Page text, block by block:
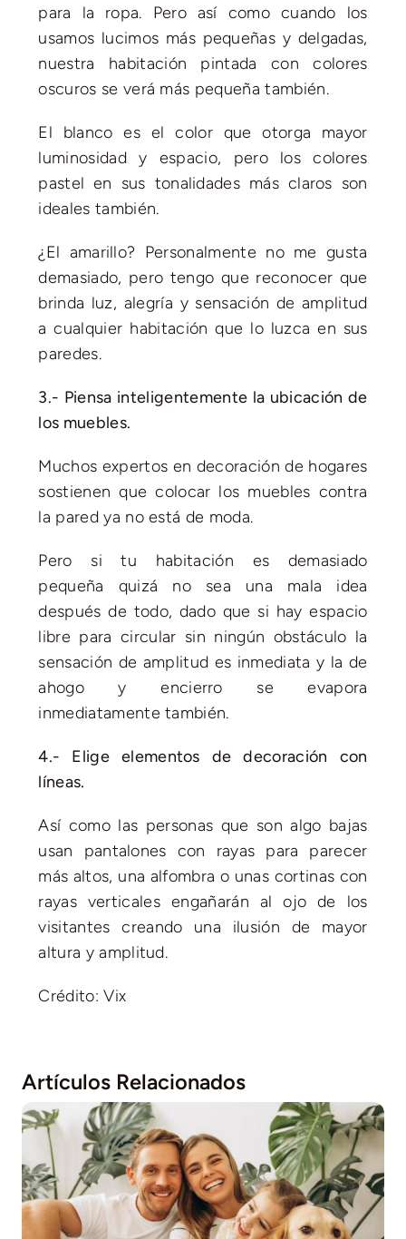
para la ropa. Pero así como cuando los
usamos lucimos más pequeñas y delgadas,
nuestra habitación pintada con colores
oscuros se verá más pequeña también.
El blanco es el color que otorga mayor
luminosidad y espacio, pero los colores
pastel en sus tonalidades más claros son
ideales también.
¿El amarillo? Personalmente no me gusta
demasiado, pero tengo que reconocer que
brinda luz, alegría y sensación de amplitud
a cualquier habitación que lo luzca en sus
paredes.
3.- Piensa inteligentemente la ubicación de
los muebles.
Muchos expertos en decoración de hogares
sostienen que colocar los muebles contra
la pared ya no está de moda.
Pero si tu habitación es demasiado
pequeña quizá no sea una mala idea
después de todo, dado que si hay espacio
libre para circular sin ningún obstáculo la
sensación de amplitud es inmediata y la de
ahogo y encierro se evapora
inmediatamente también.
4.- Elige elementos de decoración con
líneas.
Así como las personas que son algo bajas
usan pantalones con rayas para parecer
más altos, una alfombra o unas cortinas con
rayas verticales engañarán al ojo de los
visitantes creando una ilusión de mayor
altura y amplitud.
Crédito: Vix
Artículos Relacionados